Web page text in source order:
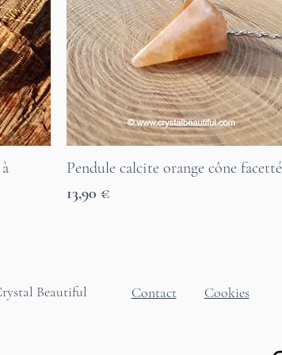
Aperçu rapide
Pendule calcite orange cône facetté
Prix
13,90 €
Beautiful Contact Cookies